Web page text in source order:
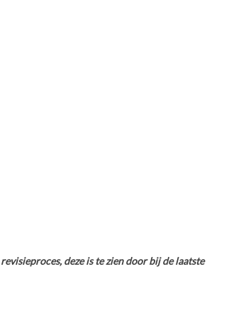
deze is te zien door bij de laatste